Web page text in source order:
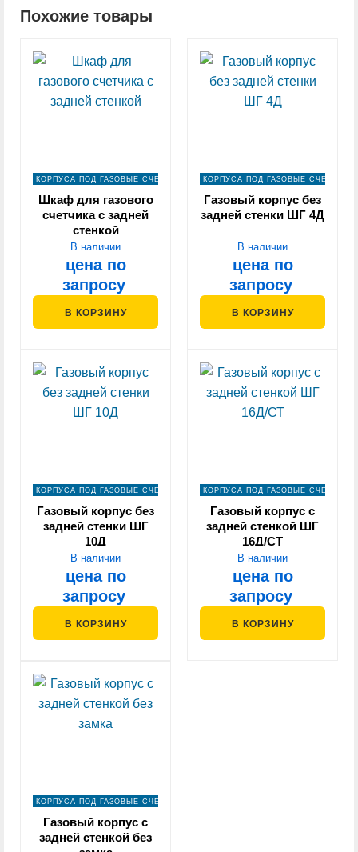
Похожие товары
КОРПУСА ПОД ГАЗОВЫЕ СЧЕТЧИКИ
Шкаф для газового
счетчика с задней
стенкой
В наличии
цена по
запросу
В КОРЗИНУ
КОРПУСА ПОД ГАЗОВЫЕ СЧЕТЧИКИ
Газовый корпус без
задней стенки ШГ 4Д
В наличии
цена по
запросу
В КОРЗИНУ
КОРПУСА ПОД ГАЗОВЫЕ СЧЕТЧИКИ
Газовый корпус без
задней стенки ШГ
10Д
В наличии
цена по
запросу
В КОРЗИНУ
КОРПУСА ПОД ГАЗОВЫЕ СЧЕТЧИКИ
Газовый корпус с
задней стенкой ШГ
16Д/СТ
В наличии
цена по
запросу
В КОРЗИНУ
КОРПУСА ПОД ГАЗОВЫЕ СЧЕТЧИКИ
Газовый корпус с
задней стенкой без